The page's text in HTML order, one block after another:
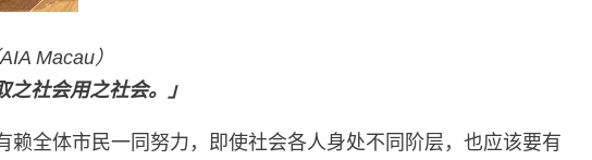
Macau）
社会用之社会。」
全体市民一同努力，即使社会各人身处不同阶层，也应该要有